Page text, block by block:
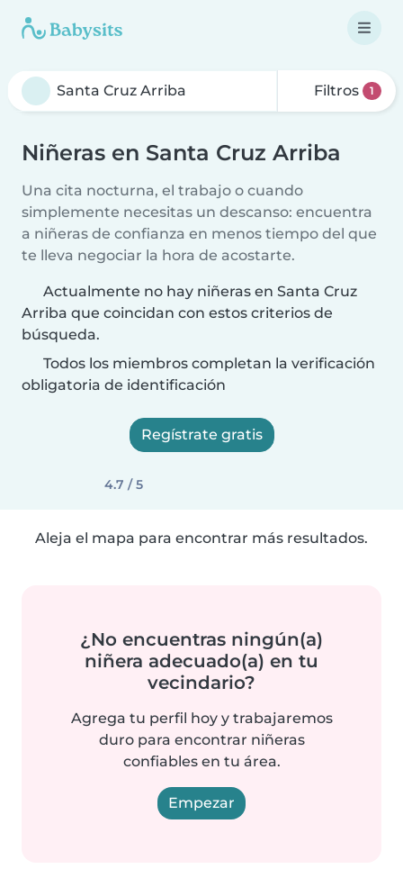
Filtros 1
Niñeras en Santa Cruz Arriba
Una cita nocturna, el trabajo o cuando
simplemente necesitas un descanso: encuentra
a niñeras de confianza en menos tiempo del que
te lleva negociar la hora de acostarte.
Actualmente no hay niñeras en Santa Cruz
Arriba que coincidan con estos criterios de
búsqueda.
Todos los miembros completan la verificación
obligatoria de identificación
Regístrate gratis
4.7 / 5
Aleja el mapa para encontrar más resultados.
¿No encuentras ningún(a)
niñera adecuado(a) en tu
vecindario?
Agrega tu perfil hoy y trabajaremos
duro para encontrar niñeras
confiables en tu área.
Empezar